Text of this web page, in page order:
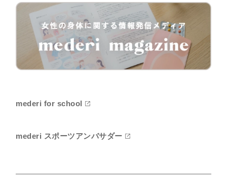
mederi for school
mederi スポーツアンバサダー